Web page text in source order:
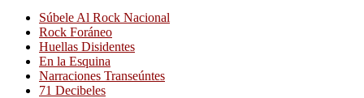
Súbele Al Rock Nacional
Rock Foráneo
Huellas Disidentes
En la Esquina
Narraciones Transeúntes
71 Decibeles